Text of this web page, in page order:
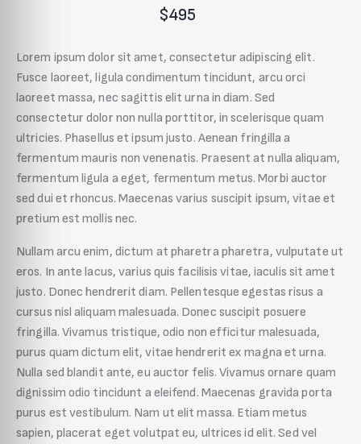
$495
Lorem ipsum dolor sit amet, consectetur adipiscing elit.
Fusce laoreet, ligula condimentum tincidunt, arcu orci
laoreet massa, nec sagittis elit urna in diam. Sed
consectetur dolor non nulla porttitor, in scelerisque quam
ultricies. Phasellus et ipsum justo. Aenean fringilla a
fermentum mauris non venenatis. Praesent at nulla aliquam,
fermentum ligula a eget, fermentum metus. Morbi auctor
sed dui et rhoncus. Maecenas varius suscipit ipsum, vitae et
pretium est mollis nec.
Nullam arcu enim, dictum at pharetra pharetra, vulputate ut
eros. In ante lacus, varius quis facilisis vitae, iaculis sit amet
justo. Donec hendrerit diam. Pellentesque egestas risus a
cursus nisl aliquam malesuada. Donec suscipit posuere
fringilla. Vivamus tristique, odio non efficitur malesuada,
purus quam dictum elit, vitae hendrerit ex magna et urna.
Nulla sed blandit ante, eu auctor felis. Vivamus ornare quam
dignissim odio tincidunt a eleifend. Maecenas gravida porta
purus est vestibulum. Nam ut elit massa. Etiam metus
sapien, placerat eget volutpat eu, ultrices id elit. Sed vel